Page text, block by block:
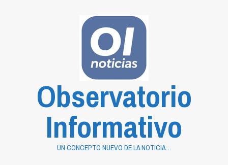
Observatorio
Informativo
UN CONCEPTO NUEVO DE LA NOTICIA…